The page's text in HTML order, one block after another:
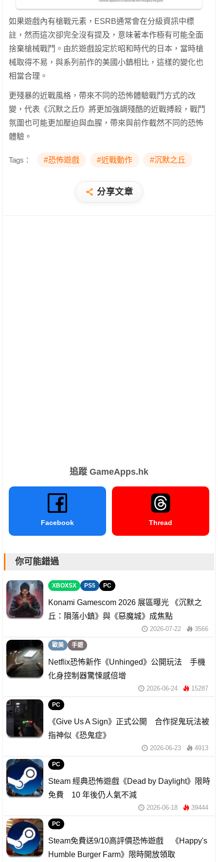
如果遊戲內有槍戰元素，ESRB通常會在分級資訊中標
註，然而這次卻完全沒有提及，意味著本作極有可能全面
捨棄槍械戰鬥。由於遊戲設定於昭和時代的日本，當時槍
械取得不易，與系列前作的美國小鎮相比，這樣的變化也
相當合理。
更殘暴的近戰風格，帶來不同的恐怖體驗戰鬥方式的改
變，代表《沉默之丘f》將更加強調殘酷的近戰搏殺，戰鬥
氛圍也可能更加壓迫與血腥，帶來與前作截然不同的恐怖
體驗。
Tags： #恐怖遊戲 #近戰動作 #沉默之丘
分享文章
追蹤 GameApps.hk
Facebook Thread
你可能錯過
XBOXSX PS5 PC
Konami Gamescom 2026 展區曝光 《沉默之
丘：隕落小鎮》與《惡魔城》成焦點
2026-07-22 3566
歐美 手遊
Netflix恐怖新作《Unhinged》公開玩法 手機
化身控制器驚悚感倍增
2026-06-24 15287
PC
《Give Us A Sign》正式公開 合作捉鬼玩法被
指神似《恐鬼症》
2026-06-23 4913
PC
Steam 經典恐怖遊戲《Dead by Daylight》限時
免費 10 年後仍人氣不減
2026-06-18 39444
PC
Steam免費送9/10高評價恐怖遊戲 《Happy's
Humble Burger Farm》限時開放領取